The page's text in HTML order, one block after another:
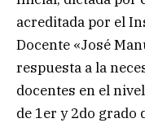
acreditada por el
Docente «José
respuesta a la
docentes en el
de 1er y 2do grado